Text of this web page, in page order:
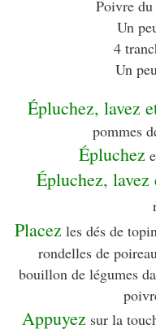
Poivre
Un
4
Un
Épluchez, lavez
pommes
Épluchez
Épluchez, lavez
Placez les dés de
rondelles de
bouillon de légumes
Appuyezsur la